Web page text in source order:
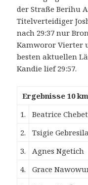
der Straße Berihu
Titelverteidiger
nach 29:37 nur
Kamworor Vierter
besten aktuellen
Kandie lief 29:57.
Ergebnisse 10
1.
Beatrice Chebet
2.
Tsigie
3.
Agnes Ngetich
4.
Grace